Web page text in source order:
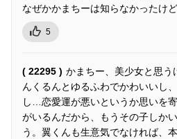
なぜかかまちーは知らなかったけ
5
( 22295 ) かまちー、美少女と思う
んくるんとゆるふわでかわいいし
し…恋愛運が悪いというか思いを
がいるんだから、もうその子しか
う。翼くんも生意気でなければ、